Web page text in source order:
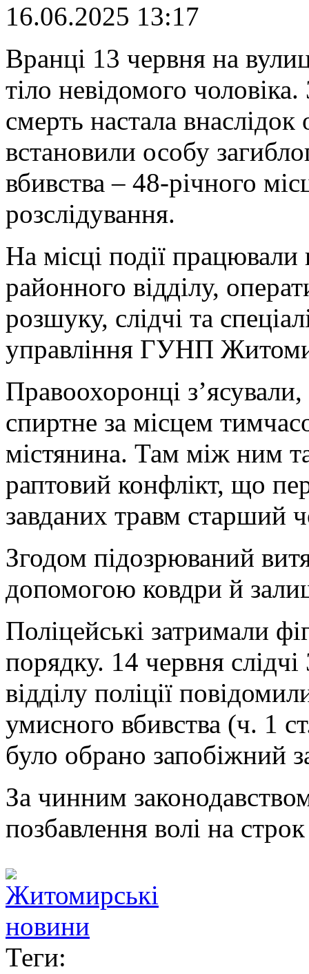
16.06.2025 13:17
Вранці 13 червня на
тіло невідомого
смерть настала
встановили особу
вбивства – 48-річного
розслідування.
На місці події працювали
районного відділу,
розшуку, слідчі та
управління ГУНП
Правоохоронці
спиртне за місцем
містянина. Там між ним
раптовий конфлікт, що
завданих травм старший
Згодом підозрюваний
допомогою ковдри й
Поліцейські затримали
порядку. 14 червня
відділу поліції
умисного вбивства (ч. 1
було обрано запобіжний
За чинним
позбавлення волі на
Теги: